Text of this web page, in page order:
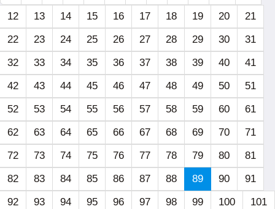
12
13 14 15 16 17 18 19 20
21
22
23 24 25 26 27 28 29 30
31
32
33 34 35 36 37 38 39 40
41
42
43 44 45 46 47 48 49 50
51
52
53 54 55 56 57 58 59 60
61
62
63 64 65 66 67 68 69 70
71
72
73 74 75 76 77 78 79 80
81
82
83 84 85 86 87 88 89 90
91
92
93 94 95 96 97 98 99 100 101